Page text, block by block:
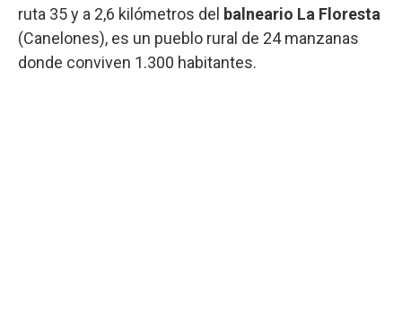
ruta 35 y a 2,6 kilómetros del balneario La Floresta
(Canelones), es un pueblo rural de 24 manzanas
donde conviven 1.300 habitantes.